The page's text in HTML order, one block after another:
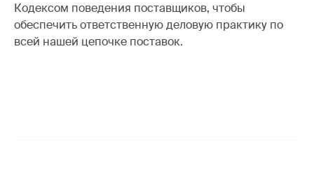
Кодексом поведения поставщиков, чтобы
обеспечить ответственную деловую практику по
всей нашей цепочке поставок.